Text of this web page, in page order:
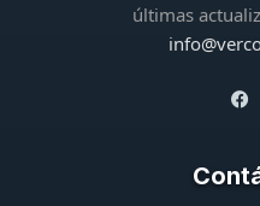
últimas